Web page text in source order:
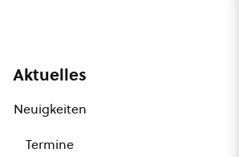
Aktuelles
Neuigkeiten
Termine